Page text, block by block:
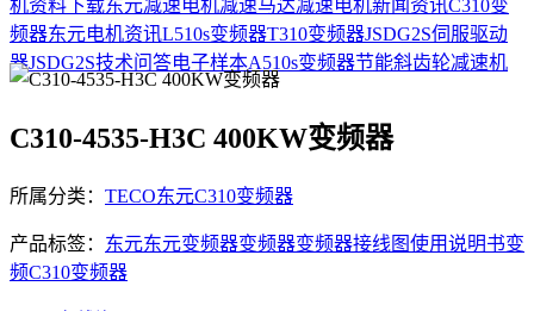
机资料下载东元减速电机减速马达减速电机新闻资讯C310变
频器东元电机资讯L510s变频器T310变频器JSDG2S伺服驱动
器JSDG2S技术问答电子样本A510s变频器节能斜齿轮减速机
C310-4535-H3C 400KW变频器
所属分类： TECO东元C310变频器
产品标签： 东元东元变频器变频器变频器接线图使用说明书变
频C310变频器